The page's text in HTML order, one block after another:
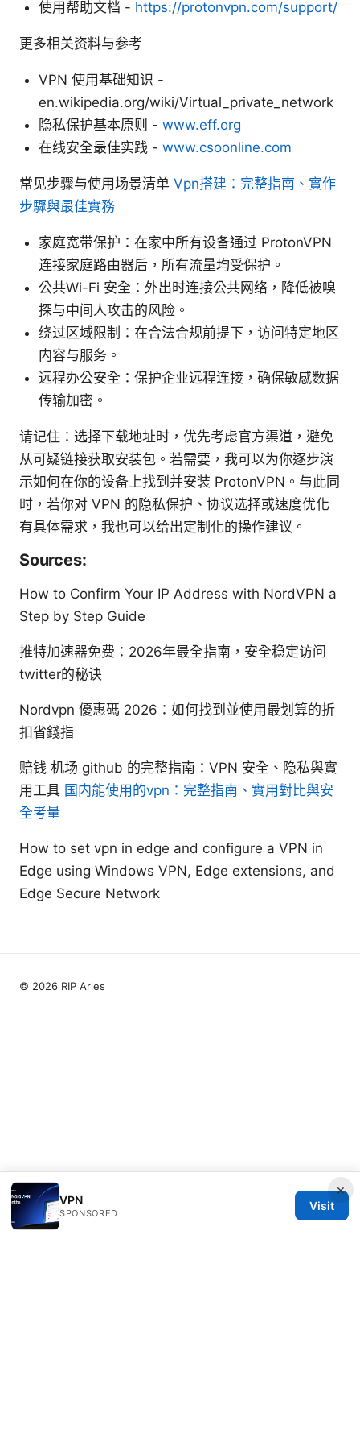
使用帮助文档 - https://protonvpn.com/support/
更多相关资料与参考
VPN 使用基础知识 -
en.wikipedia.org/wiki/Virtual_private_network
隐私保护基本原则 - www.eff.org
在线安全最佳实践 - www.csoonline.com
常见步骤与使用场景清单 Vpn搭建：完整指南、實作
步驟與最佳實務
家庭宽带保护：在家中所有设备通过 ProtonVPN
连接家庭路由器后，所有流量均受保护。
公共Wi-Fi 安全：外出时连接公共网络，降低被嗅
探与中间人攻击的风险。
绕过区域限制：在合法合规前提下，访问特定地区
内容与服务。
远程办公安全：保护企业远程连接，确保敏感数据
传输加密。
请记住：选择下载地址时，优先考虑官方渠道，避免
从可疑链接获取安装包。若需要，我可以为你逐步演
示如何在你的设备上找到并安装 ProtonVPN。与此同
时，若你对 VPN 的隐私保护、协议选择或速度优化
有具体需求，我也可以给出定制化的操作建议。
Sources:
How to Confirm Your IP Address with NordVPN a
Step by Step Guide
推特加速器免费：2026年最全指南，安全稳定访问
twitter的秘诀
Nordvpn 優惠碼 2026：如何找到並使用最划算的折
扣省錢指
赔钱 机场 github 的完整指南：VPN 安全、隐私與實
用工具 国内能使用的vpn：完整指南、實用對比與安
全考量
How to set vpn in edge and configure a VPN in
Edge using Windows VPN, Edge extensions, and
Edge Secure Network
×
VPN
SPONSORED
Visit
© 2026 RIP Arles